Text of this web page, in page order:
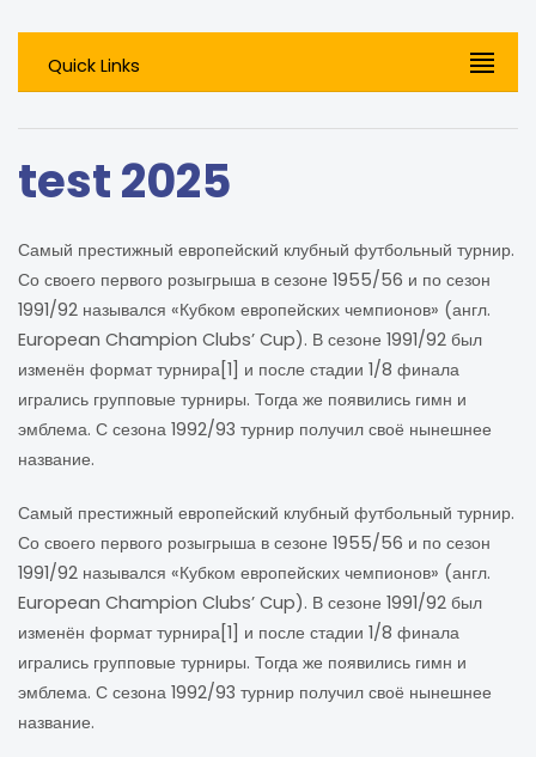
Quick Links
test 2025
Самый престижный европейский клубный футбольный турнир.
Со своего первого розыгрыша в сезоне 1955/56 и по сезон
1991/92 назывался «Кубком европейских чемпионов» (англ.
European Champion Clubs’ Cup). В сезоне 1991/92 был
изменён формат турнира[1] и после стадии 1/8 финала
игрались групповые турниры. Тогда же появились гимн и
эмблема. С сезона 1992/93 турнир получил своё нынешнее
название.
Самый престижный европейский клубный футбольный турнир.
Со своего первого розыгрыша в сезоне 1955/56 и по сезон
1991/92 назывался «Кубком европейских чемпионов» (англ.
European Champion Clubs’ Cup). В сезоне 1991/92 был
изменён формат турнира[1] и после стадии 1/8 финала
игрались групповые турниры. Тогда же появились гимн и
эмблема. С сезона 1992/93 турнир получил своё нынешнее
название.